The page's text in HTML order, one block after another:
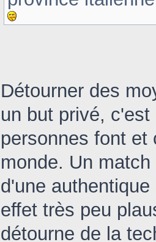
Détourner des
un but privé,
personnes font et
monde. Un
d'une
effet très peu
détourne de la